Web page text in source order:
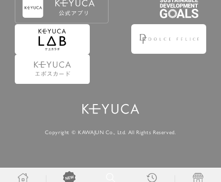
Copyright © KAWAJUN Co., Ltd. All Rights Reserved.